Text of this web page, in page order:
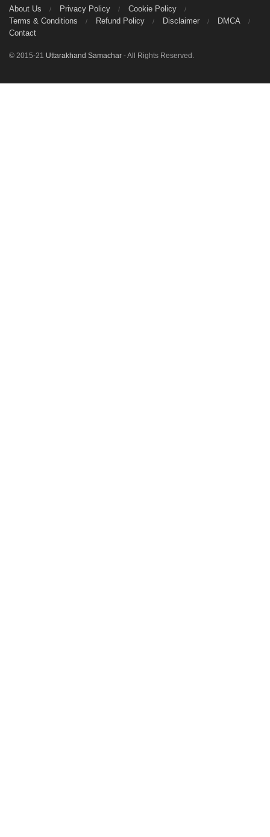
About Us Privacy Policy
Cookie Policy
Terms & Conditions
Refund Policy Disclaimer
DMCA
Contact
© 2015-21 Uttarakhand Samachar - All Rights Reserved.